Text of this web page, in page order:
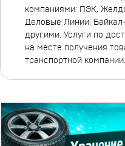
компаниями: ПЭК,
Деловые Линии,
другими. Услуги по
на месте получения
транспортной компании.